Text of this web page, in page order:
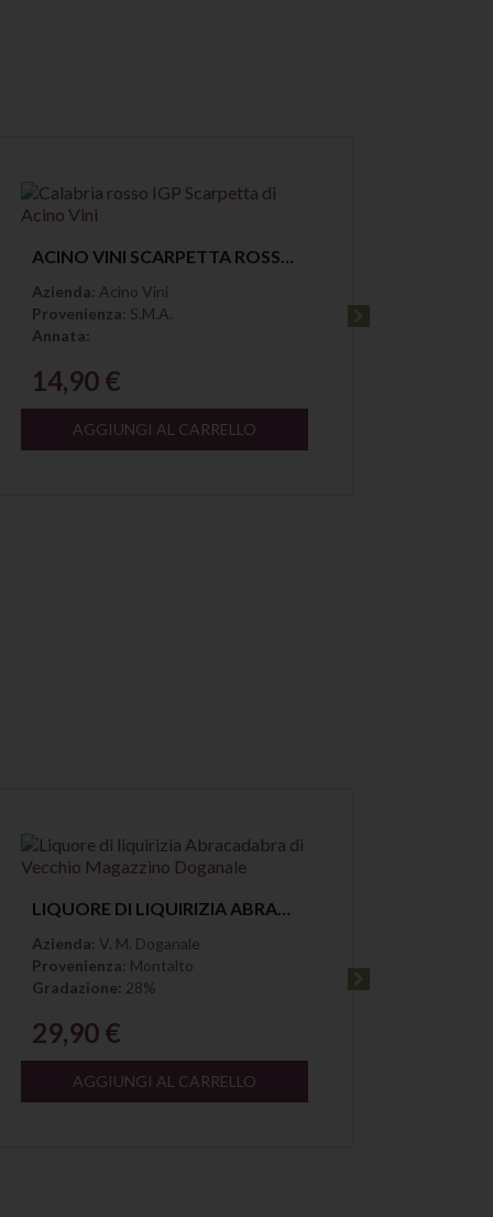
Anteprima ACINO VINI SCARPETTA ROSSO UVE CALABRESE CALABRIA IGP
Azienda: Acino Vini
Provenienza: S.M.A.
Annata:
14,90 €
AGGIUNGI AL CARRELLO
Anteprima LIQUORE DI LIQUIRIZIA ABRACADABRA DI VECCHIO MAGAZZINO DOGANALE
Azienda: V. M. Doganale
Provenienza: Montalto
Gradazione: 28%
29,90 €
AGGIUNGI AL CARRELLO